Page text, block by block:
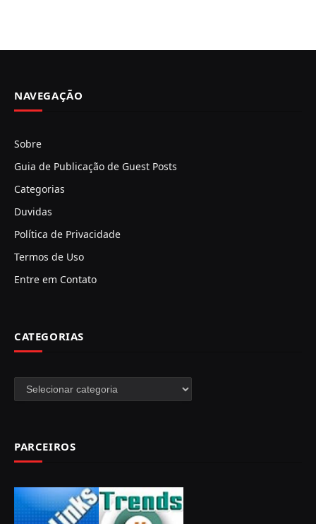
NAVEGAÇÃO
Sobre
Guia de Publicação de Guest Posts
Categorias
Duvidas
Política de Privacidade
Termos de Uso
Entre em Contato
CATEGORIAS
Categorias
PARCEIROS